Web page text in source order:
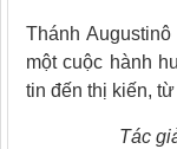
Thánh
một cuộc hành
tin đến thị kiến,
Tác